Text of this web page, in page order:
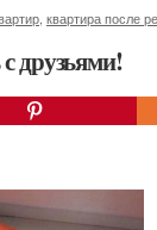
квартира после
друзьями!